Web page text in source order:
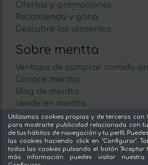
Ofertas y promociones
Recomienda y gana
Descubre los alimentos
Sobre mentta
Ventajas de comprar comida
Conoce mentta
Blog de mentta
Vende en mentta
Fidelización
Preguntas frecuentes
Legal
Utilizamos cookies propias y de terceros con
para mostrarte publicidad relacionada con
de tus hábitos de navegación y tu perfil.
las cookies haciendo click en "Configurar".
todas las cookies pulsando el botón "Aceptar
más información puedes visitar nuestra